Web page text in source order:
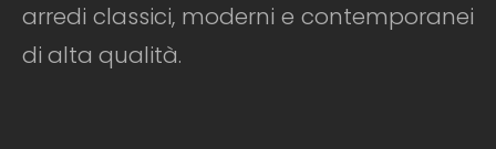
arredi classici, moderni e contemporanei
di alta qualità.